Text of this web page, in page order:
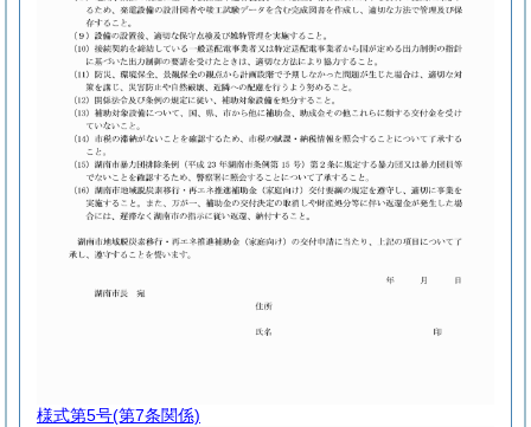
様式第5号(第7条関係)